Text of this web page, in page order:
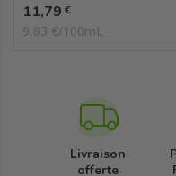
Prix
11,79 €
9,83 €/100mL
Livraison
offerte